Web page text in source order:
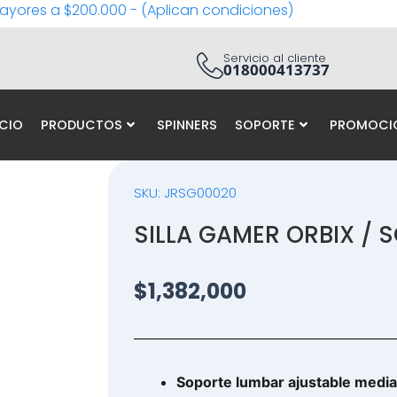
a $200.000 - (Aplican condiciones)
Servicio al cliente
018000413737
PRODUCTOS SPINNERS SOPORTE
SKU: JRSG00020
SILLA GAMER ORBIX /
$1,382,000
Soporte lumbar ajustable